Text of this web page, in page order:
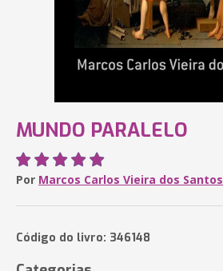
MUNDO PARALELO
Por Marcos Carlos Vieira dos Santos
Código do livro: 346148